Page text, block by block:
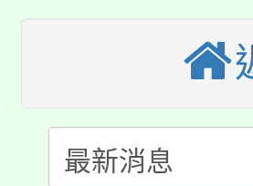
視費優惠，
半價優惠，
者。
大園自造教
份教師增能
大溪自造教
份教師研習
淨零綠生活
會
115年食農